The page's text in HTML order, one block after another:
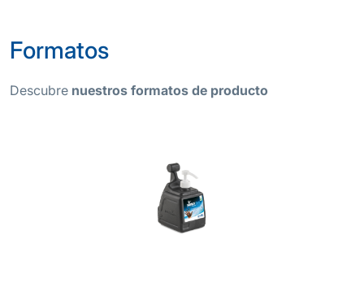
Formatos
Descubre nuestros formatos de producto